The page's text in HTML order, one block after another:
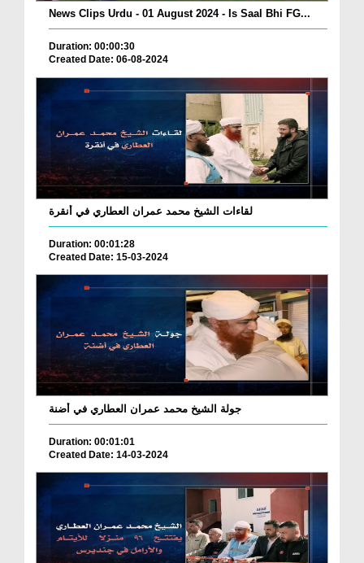
News Clips Urdu - 01 August 2024 - Is Saal Bhi FG...
Duration: 00:00:30
Created Date: 06-08-2024
لقاءات الشيخ محمد عمران العطاري في أنقرة
Duration: 00:01:28
Created Date: 15-03-2024
جولة الشيخ محمد عمران العطاري في أضنة
Duration: 00:01:01
Created Date: 14-03-2024